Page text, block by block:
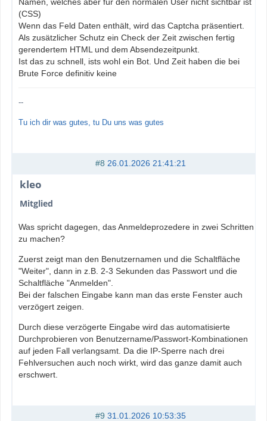
Namen, welches aber für den normalen User nicht sichtbar ist
(CSS)
Wenn das Feld Daten enthält, wird das Captcha präsentiert.
Als zusätzlicher Schutz ein Check der Zeit zwischen fertig
gerendertem HTML und dem Absendezeitpunkt.
Ist das zu schnell, ists wohl ein Bot. Und Zeit haben die bei
Brute Force definitiv keine
--
Tu ich dir was gutes, tu Du uns was gutes
#8 26.01.2026 21:41:21
kleo
Mitglied
Was spricht dagegen, das Anmeldeprozedere in zwei Schritten
zu machen?
Zuerst zeigt man den Benutzernamen und die Schaltfläche
"Weiter", dann in z.B. 2-3 Sekunden das Passwort und die
Schaltfläche "Anmelden".
Bei der falschen Eingabe kann man das erste Fenster auch
verzögert zeigen.
Durch diese verzögerte Eingabe wird das automatisierte
Durchprobieren von Benutzername/Passwort-Kombinationen
auf jeden Fall verlangsamt. Da die IP-Sperre nach drei
Fehlversuchen auch noch wirkt, wird das ganze damit auch
erschwert.
#9 31.01.2026 10:53:35